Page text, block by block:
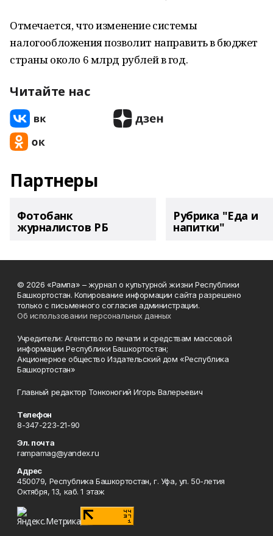
Отмечается, что изменение системы
налогообложения позволит направить в бюджет
страны около 6 млрд рублей в год.
Читайте нас
Партнеры
Фотобанк
журналистов РБ
Рубрика "Еда и
напитки"
© 2026 «Рампа» – журнал о культурной жизни Республики
Башкортостан. Копирование информации сайта разрешено
только с письменного согласия администрации.
Об использовании персональных данных
Учредители: Агентство по печати и средствам массовой
информации Республики Башкортостан;
Акционерное общество Издательский дом «Республика
Башкортостан»
Главный редактор Тонконогий Игорь Валерьевич
Телефон
8-347-223-21-90
Эл. почта
rampamag@yandex.ru
Адрес
450079, Республика Башкортостан, г. Уфа, ул. 50-летия
Октября, 13, каб. 1 этаж